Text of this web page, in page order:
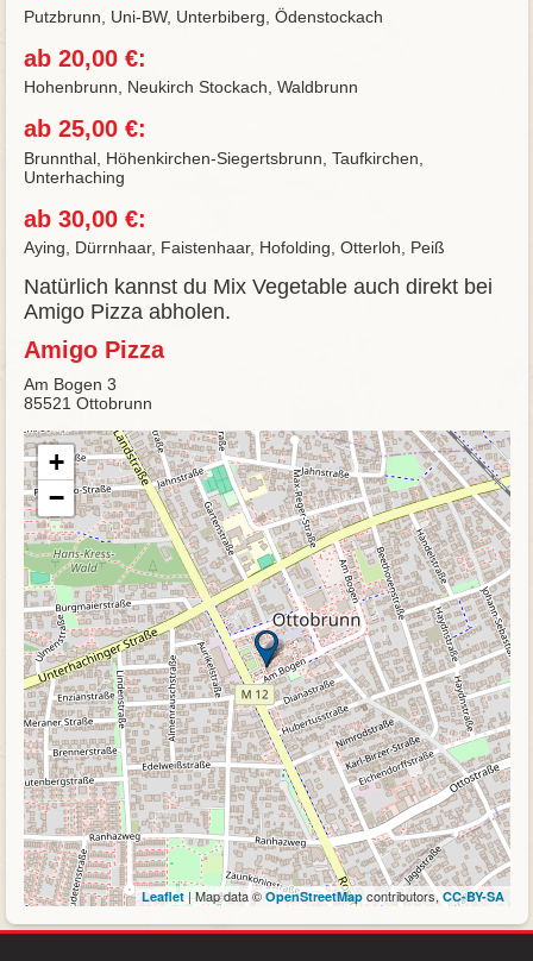
Putzbrunn, Uni-BW, Unterbiberg, Ödenstockach
ab 20,00 €:
Hohenbrunn, Neukirch Stockach, Waldbrunn
ab 25,00 €:
Brunnthal, Höhenkirchen-Siegertsbrunn, Taufkirchen,
Unterhaching
ab 30,00 €:
Aying, Dürrnhaar, Faistenhaar, Hofolding, Otterloh, Peiß
Natürlich kannst du Mix Vegetable auch direkt bei
Amigo Pizza abholen.
Amigo Pizza
Am Bogen 3
85521 Ottobrunn
+
−
Leaflet| Map data © OpenStreetMapcontributors, CC-BY-SA